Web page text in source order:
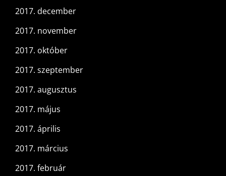
2017. december
2017. november
2017. október
2017. szeptember
2017. augusztus
2017. május
2017. április
2017. március
2017. február